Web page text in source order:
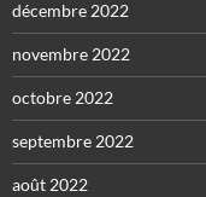
décembre 2022
novembre 2022
octobre 2022
septembre 2022
août 2022